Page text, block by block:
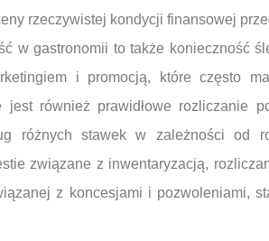
rzeczywistej kondycji finansowej
w gastronomii to także konieczność
i promocją, które często
jest również prawidłowe rozliczanie
różnych stawek w zależności od
związane z inwentaryzacją,
z koncesjami i pozwoleniami,